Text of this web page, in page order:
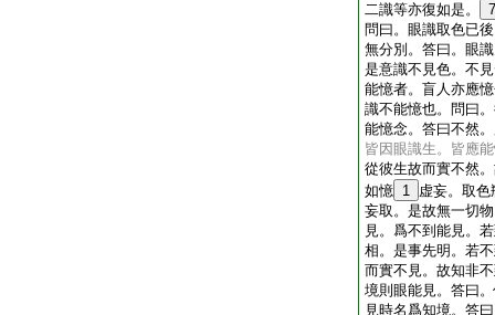
二識等亦復如是。
7
問曰。眼識取色已
無分別。答曰。眼
是意識不見色。不
能憶者。盲人亦應
識不能憶也。問曰
能憶念。答曰不然
皆因眼識生。皆應
從彼生故而實不然
如憶 1 虚妄。取
妄取。是故無一切
見。爲不到能見。
相。是事先明。若
而實不見。故知非
境則眼能見。答曰
見時名爲知境。答